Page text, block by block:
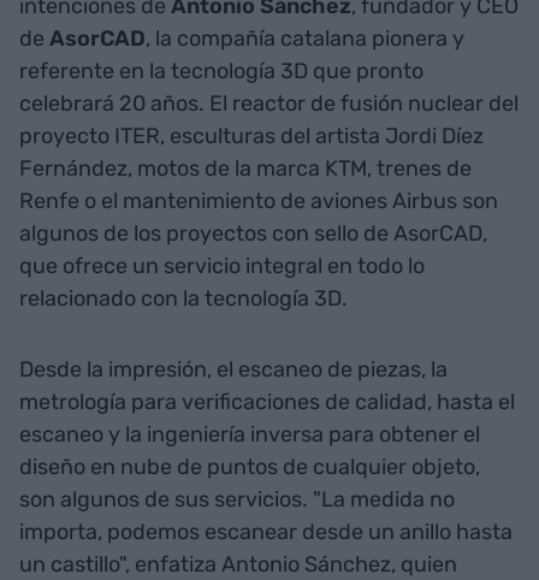
intenciones de Antonio Sánchez, fundador y CEO
de AsorCAD, la compañía catalana pionera y
referente en la tecnología 3D que pronto
celebrará 20 años. El reactor de fusión nuclear del
proyecto ITER, esculturas del artista Jordi Díez
Fernández, motos de la marca KTM, trenes de
Renfe o el mantenimiento de aviones Airbus son
algunos de los proyectos con sello de AsorCAD,
que ofrece un servicio integral en todo lo
relacionado con la tecnología 3D.
Desde la impresión, el escaneo de piezas, la
metrología para verificaciones de calidad, hasta el
escaneo y la ingeniería inversa para obtener el
diseño en nube de puntos de cualquier objeto,
son algunos de sus servicios. "La medida no
importa, podemos escanear desde un anillo hasta
un castillo", enfatiza Antonio Sánchez, quien